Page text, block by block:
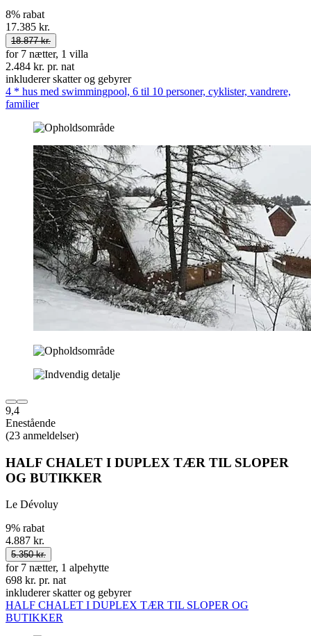
8% rabat
17.385 kr.
18.877 kr.
for 7 nætter, 1 villa
2.484 kr. pr. nat
inkluderer skatter og gebyrer
4 * hus med swimmingpool, 6 til 10 personer, cyklister, vandrere,
familier
9,4
Enestående
(23 anmeldelser)
HALF CHALET I DUPLEX TÆR TIL SLOPER
OG BUTIKKER
Le Dévoluy
9% rabat
4.887 kr.
5.350 kr.
for 7 nætter, 1 alpehytte
698 kr. pr. nat
inkluderer skatter og gebyrer
HALF CHALET I DUPLEX TÆR TIL SLOPER OG
BUTIKKER